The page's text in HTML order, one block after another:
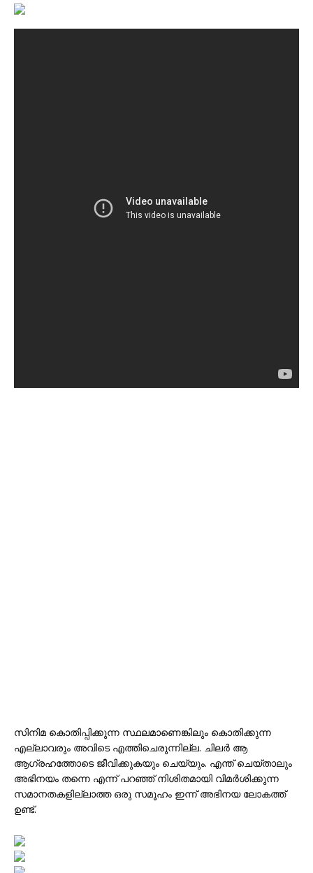
സിനിമ കൊതിപ്പിക്കുന്ന സ്ഥലമാണെങ്കിലും കൊതിക്കുന്ന
എല്ലാവരും അവിടെ എത്തിചെരുന്നില്ല. ചിലർ ആ
ആഗ്രഹത്തോടെ ജീവിക്കുകയും ചെയ്യും. എന്ത് ചെയ്താലും
അഭിനയം തന്നെ എന്ന് പറഞ്ഞ് നിശിതമായി വിമർശിക്കുന്ന
സമാനതകളില്ലാത്ത ഒരു സമൂഹം ഇന്ന് അഭിനയ ലോകത്ത്
ഉണ്ട്.